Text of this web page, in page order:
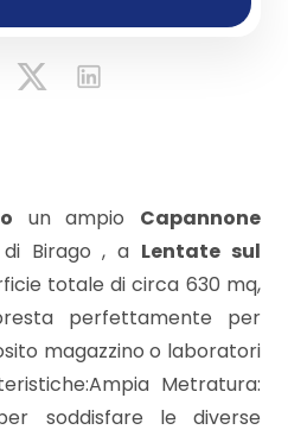
un ampio Capannone
Birago , a Lentate sul
totale di circa 630 mq,
perfettamente per
magazzino o laboratori
Metratura:
soddisfare le diverse